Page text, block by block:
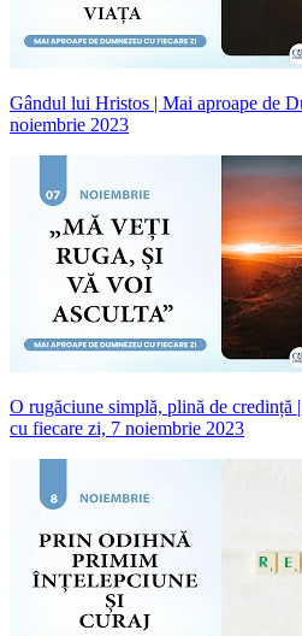
Gândul lui Hristos | Mai aproape de
noiembrie 2023
O rugăciune simplă, plină de credință
cu fiecare zi, 7 noiembrie 2023